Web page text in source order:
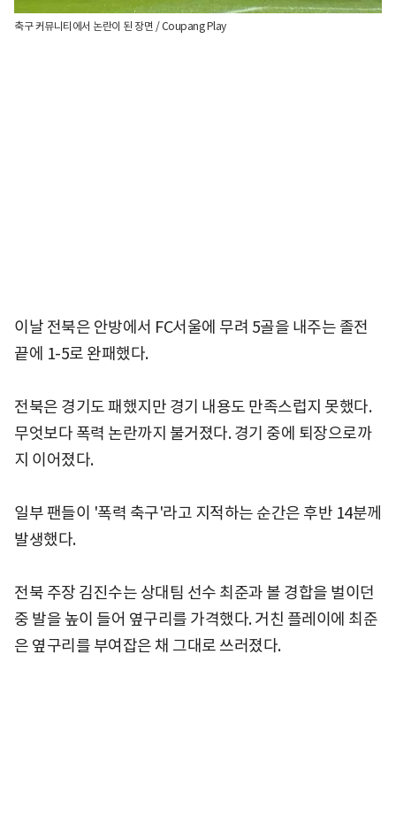
축구 커뮤니티에서 논란이 된 장면 / Coupang Play
이날 전북은 안방에서 FC서울에 무려 5골을 내주는 졸전
끝에 1-5로 완패했다.
전북은 경기도 패했지만 경기 내용도 만족스럽지 못했다.
무엇보다 폭력 논란까지 불거졌다. 경기 중에 퇴장으로까
지 이어졌다.
일부 팬들이 '폭력 축구'라고 지적하는 순간은 후반 14분께
발생했다.
전북 주장 김진수는 상대팀 선수 최준과 볼 경합을 벌이던
중 발을 높이 들어 옆구리를 가격했다. 거친 플레이에 최준
은 옆구리를 부여잡은 채 그대로 쓰러졌다.